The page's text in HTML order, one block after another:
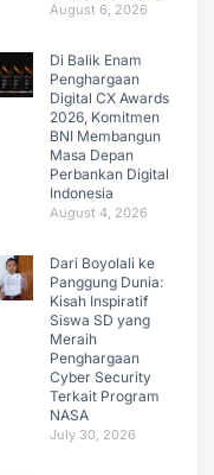
August 6, 2026
Di Balik Enam
Penghargaan
Digital CX Awards
2026, Komitmen
BNI Membangun
Masa Depan
Perbankan Digital
Indonesia
August 4, 2026
Dari Boyolali ke
Panggung Dunia:
Kisah Inspiratif
Siswa SD yang
Meraih
Penghargaan
Cyber Security
Terkait Program
NASA
July 30, 2026